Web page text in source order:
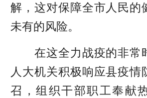
解，这对保障全市人民的
未有的风险。
在这全力战疫的非常
人大机关积极响应县疫情
召，组织干部职工奉献